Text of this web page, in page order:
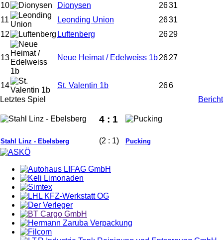
10 Dionysen 2631
11
Leonding Union 2631
12
Luftenberg 2629
13 Neue Heimat / Edelweiss 1b2627
14 St. Valentin 1b 266
Letztes Spiel
Bericht
4 : 1
Stahl Linz - Ebelsberg (2 : 1) Pucking